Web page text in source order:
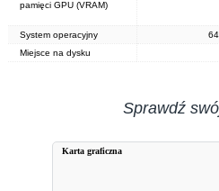
pamięci GPU (VRAM)
System operacyjny
Miejsce na dysku
Sprawdź
Karta graficzna